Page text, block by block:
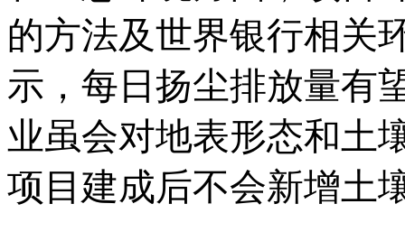
的方法及世界银行相关
示，每日扬尘排放量有
业虽会对地表形态和土
项目建成后不会新增土